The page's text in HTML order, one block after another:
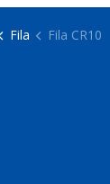
Fila Fila CR10